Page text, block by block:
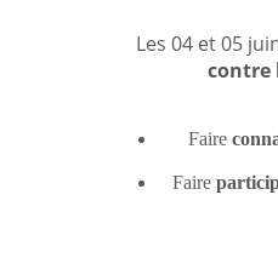
Les 04 et 05
contre
Faire
Faire